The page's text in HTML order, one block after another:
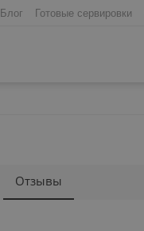
Блог Готовые сервировки
Отзывы